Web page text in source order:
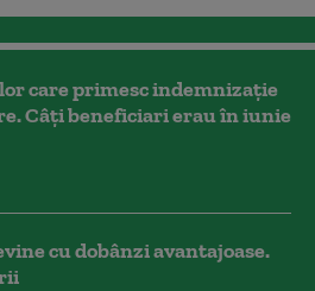
care primesc indemnizaţie
Câți beneficiari erau în iunie
cu dobânzi avantajoase.